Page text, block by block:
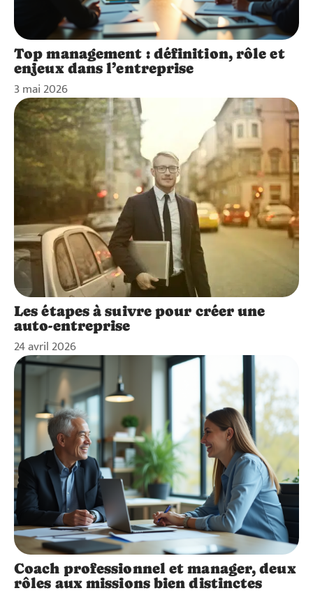
Top management : définition, rôle et
enjeux dans l’entreprise
3 mai 2026
Les étapes à suivre pour créer une
auto-entreprise
24 avril 2026
Coach professionnel et manager, deux
rôles aux missions bien distinctes